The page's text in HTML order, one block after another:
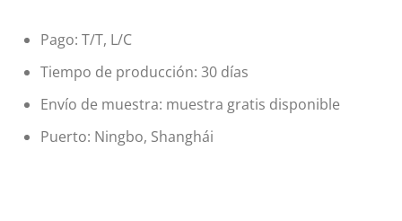
Pago: T/T, L/C
Tiempo de producción: 30 días
Envío de muestra: muestra gratis disponible
Puerto: Ningbo, Shanghái